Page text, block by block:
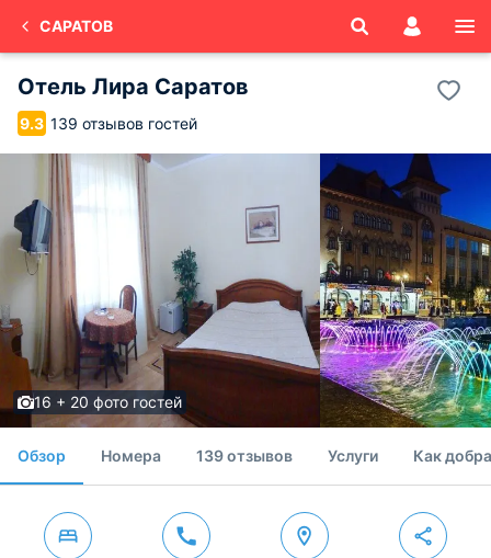
САРАТОВ
Отель Лира Саратов
9.3 139 отзывов гостей
16 + 20 фото гостей
Обзор Номера 139 отзывов Услуги Как